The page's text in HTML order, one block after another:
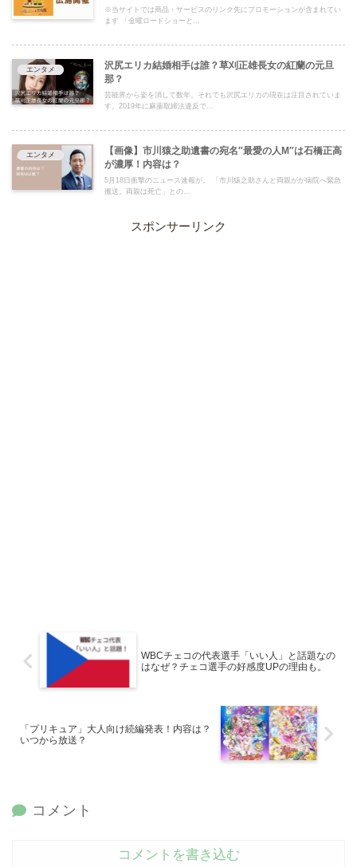
※当サイトでは商品・サービスのリンク先にプロモーションが含まれてい
ます 「金曜ロードショーと...
エンタメ
沢尻エリカ結婚相手は誰？草刈正雄長女の紅蘭の元旦
那？
芸能界から姿を消して数年。それでも沢尻エリカの現在は注目されていま
す。2019年に麻薬取締法違反で...
エンタメ
【画像】市川猿之助遺書の宛名″最愛の人M″は石橋正高
が濃厚！内容は？
5月18日衝撃のニュース速報が。 「市川猿之助さんと両親がが病院へ緊急
搬送。両親は死亡」との...
スポンサーリンク
WBCチェコの代表選手「いい人」と話題なの
はなぜ？チェコ選手の好感度UPの理由も。
「プリキュア」大人向け続編発表！内容は？
いつから放送？
コメント
コメントを書き込む